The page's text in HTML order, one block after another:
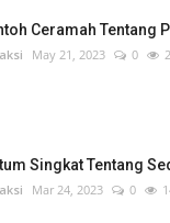
Ceramah Tentang
May 21, 2023 0
Singkat Tentang
Mar 24, 2023 0